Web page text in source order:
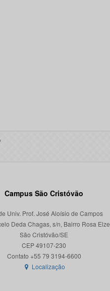
Campus São Cristóvão
Univ. Prof. José Aloísio de Campos
Deda Chagas, s/n, Bairro Rosa Elze
São Cristóvão/SE
CEP 49107-230
Localização